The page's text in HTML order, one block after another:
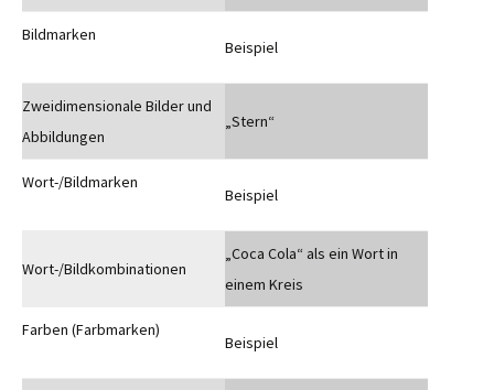
Bildmarken
Beispiel
Zweidimensionale Bilder und
Abbildungen
„Stern“
Wort-/Bildmarken
Beispiel
Wort-/Bildkombinationen
„Coca Cola“ als ein Wort in
einem Kreis
Farben (Farbmarken)
Beispiel